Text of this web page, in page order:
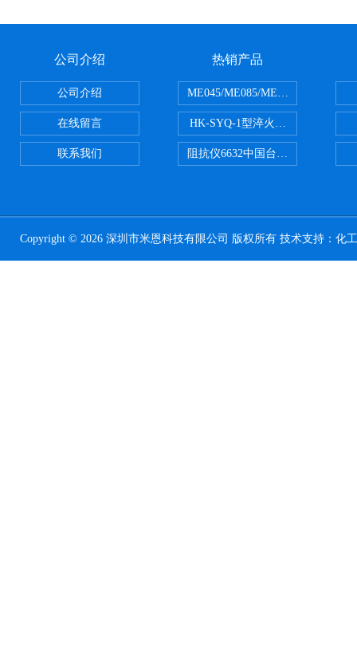
公司介绍
公司介绍
在线留言
联系我们
热销产品
ME045/ME085/ME150ME系列
HK-SYQ-1型淬火介质冷却性能测
阻抗仪6632中国台湾益和
Copyright © 2026 深圳市米恩科技有限公司 版权所有 技术支持： 化